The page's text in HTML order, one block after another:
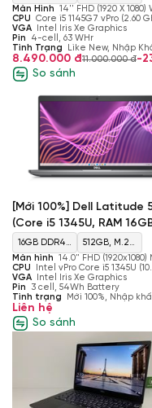
Màn 14’' FHD)
LPDDR4x
3733 MHz
M.2 2280
PCIe Gen3
Màn Hình 14'' FHD (1920 X 1080)
60Hz, 400 nits, Anti-glare, Non-
CPU Core i5 1145G7 vPro (2.60
4.40 GHz, 4 Cores, 8 Threads, 12
Cache)
VGA
Intel Iris Xe Graphics
Pin
4-cell, 63 WHr
Tình Trạng
Like New, Nhập
8.490.000 đ11.000.000 đ-
So sánh
[Mới 100%] Dell Latitude
(Core i5 1345U, RAM
SSD 512GB, Intel Iris Xe
Graphics, Màn 14’’ FHD)
16GB DDR4
3200 MHz
Max 64GB
512GB, M.2,
PCIe NVMe,
SSD
Màn hình 14.0" FHD (1920x1080)
Touch, AG, IPS, 400 nits, SLP,
ComfView+
CPU
Intel vPro Core i5 1345U (10
cores, 12 threads, up to 4.70
12MB Cache)
VGA
Intel Iris Xe Graphics
Pin
3 cell, 54Wh Battery
Tình trạng
Mới 100%, Nhập
Liên hệ
So sánh